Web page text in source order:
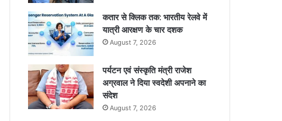
कतार से क्लिक तक: भारतीय रेलवे में
यात्री आरक्षण के चार दशक
August 7, 2026
पर्यटन एवं संस्कृति मंत्री राजेश
अग्रवाल ने दिया स्वदेशी अपनाने का
संदेश
August 7, 2026